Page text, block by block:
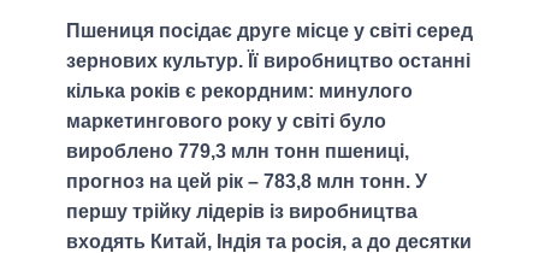
Пшениця посідає друге місце у світі серед
зернових культур. Її виробництво останні
кілька років є рекордним: минулого
маркетингового року у світі було
вироблено 779,3 млн тонн пшениці,
прогноз на цей рік – 783,8 млн тонн. У
першу трійку лідерів із виробництва
входять Китай, Індія та росія, а до десятки